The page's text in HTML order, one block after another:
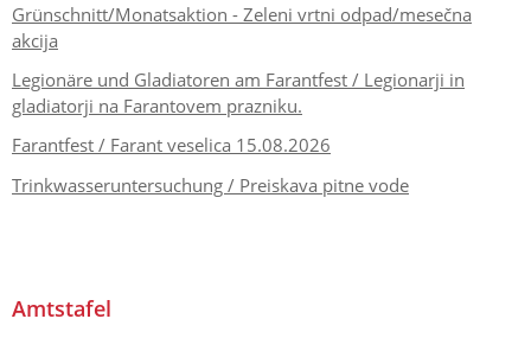
Grünschnitt/Monatsaktion - Zeleni vrtni odpad/mesečna
akcija
Legionäre und Gladiatoren am Farantfest / Legionarji in
gladiatorji na Farantovem prazniku.
Farantfest / Farant veselica 15.08.2026
Trinkwasseruntersuchung / Preiskava pitne vode
Amtstafel